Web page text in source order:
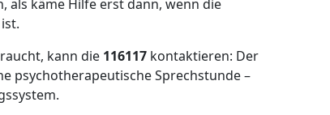
als käme Hilfe erst dann, wenn die
kann die 116117 kontaktieren: Der
psychotherapeutische Sprechstunde –